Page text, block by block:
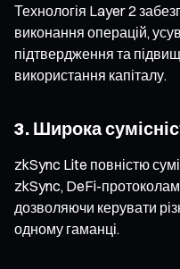
Технологія Layer 2
виконання операцій,
підтвердження та
використання капіталу.
3. Широка
zkSync Lite повністю
zkSync, DeFi-
дозволяючи керувати
одному гаманці.